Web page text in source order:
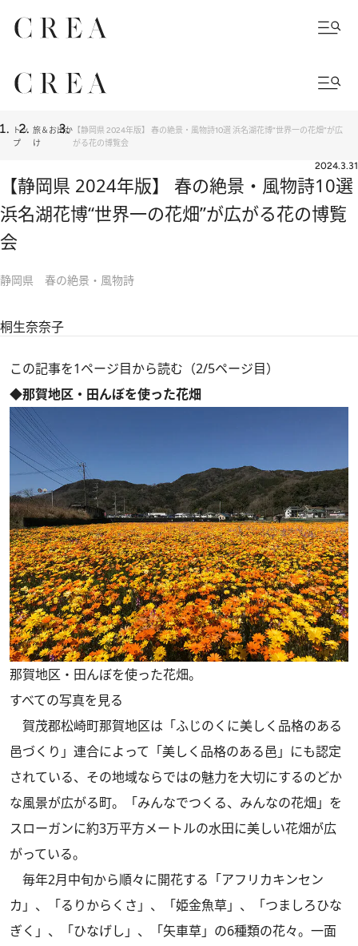
トッ
プ
旅＆お出か
け
【静岡県 2024年版】 春の絶景・風物詩10選 浜名湖花博“世界一の花畑”が広
がる花の博覧会
2024.3.31
【静岡県 2024年版】 春の絶景・風物詩10選
浜名湖花博“世界一の花畑”が広がる花の博覧
会
静岡県 春の絶景・風物詩
桐生奈奈子
この記事を1ページ目から読む（2/5ページ目）
◆那賀地区・田んぼを使った花畑
那賀地区・田んぼを使った花畑。
すべての写真を見る
賀茂郡松崎町那賀地区は「ふじのくに美しく品格のある
邑づくり」連合によって「美しく品格のある邑」にも認定
されている、その地域ならではの魅力を大切にするのどか
な風景が広がる町。「みんなでつくる、みんなの花畑」を
スローガンに約3万平方メートルの水田に美しい花畑が広
がっている。
毎年2月中旬から順々に開花する「アフリカキンセン
カ」、「るりからくさ」、「姫金魚草」、「つましろひな
ぎく」、「ひなげし」、「矢車草」の6種類の花々。一面